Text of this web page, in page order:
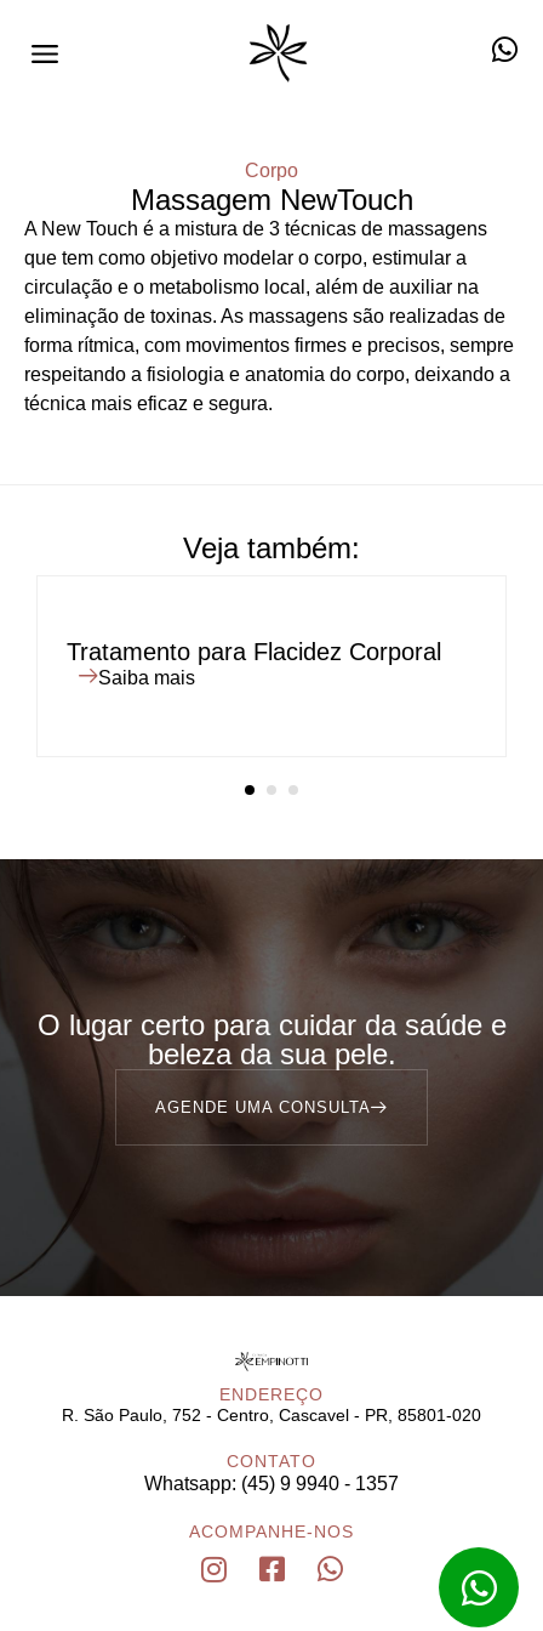
Corpo
Massagem NewTouch
A New Touch é a mistura de 3 técnicas de massagens
que tem como objetivo modelar o corpo, estimular a
circulação e o metabolismo local, além de auxiliar na
eliminação de toxinas. As massagens são realizadas de
forma rítmica, com movimentos firmes e precisos, sempre
respeitando a fisiologia e anatomia do corpo, deixando a
técnica mais eficaz e segura.
Veja também:
Tratamento para Flacidez Corporal
Saiba mais
O lugar certo para cuidar da saúde e
beleza da sua pele.
AGENDE UMA CONSULTA
ENDEREÇO
R. São Paulo, 752 - Centro, Cascavel - PR, 85801-020
CONTATO
Whatsapp: (45) 9 9940 - 1357
ACOMPANHE-NOS